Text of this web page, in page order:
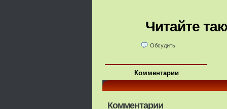
Читайте
Обсудить
Комментарии
Комментарии